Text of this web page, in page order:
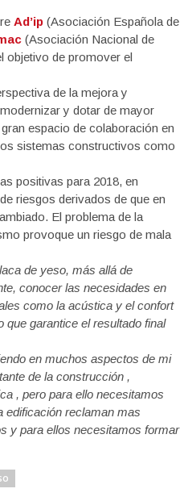
Ad’ip (Asociación Española de
(Asociación Nacional de
objetivo de promover el
de la mejora y
y dotar de mayor
espacio de colaboración en
sistemas constructivos como
positivas para 2018, en
riesgos derivados de que en
El problema de la
provoque un riesgo de mala
de yeso, más allá de
conocer las necesidades en
como la acústica y el confort
garantice el resultado final
en muchos aspectos de mi
de la construcción ,
, pero para ello necesitamos
edificación reclaman mas
y para ellos necesitamos formar